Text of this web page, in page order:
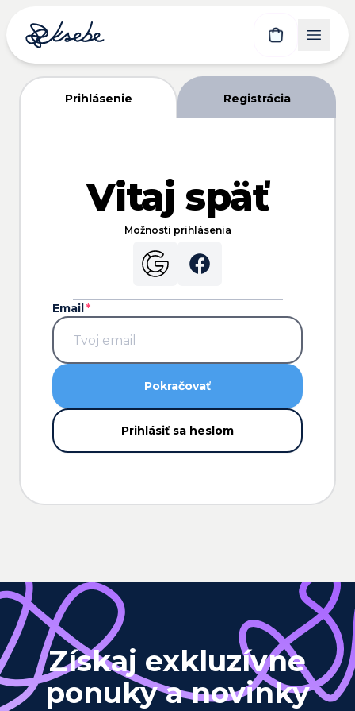
Prihlásenie Registrácia
Vitaj späť
Možnosti prihlásenia
Email*
Prihlásiť sa heslom
Pokračovať
Získaj exkluzívne
ponuky a novinky